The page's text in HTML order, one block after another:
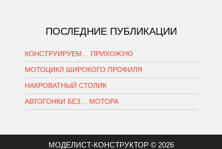
ПОСЛЕДНИЕ ПУБЛИКАЦИИ
КОНСТРУИРУЕМ… ПРИХОЖУЮ
МОТОЦИКЛ ШИРОКОГО ПРОФИЛЯ
НАКРОВАТНЫЙ СТОЛИК
АВТОГОНКИ БЕЗ… МОТОРА
МОДЕЛИСТ-КОНСТРУКТОР © 2026